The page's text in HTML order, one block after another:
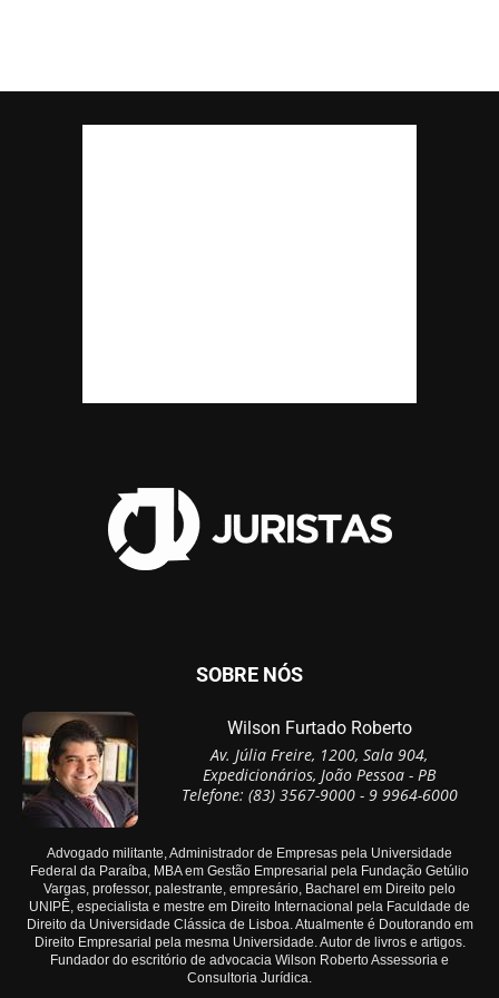
SOBRE NÓS
Wilson Furtado Roberto
Av. Júlia Freire, 1200, Sala 904,
Expedicionários, João Pessoa - PB
Telefone: (83) 3567-9000 - 9 9964-6000
Advogado militante, Administrador de Empresas pela Universidade
Federal da Paraíba, MBA em Gestão Empresarial pela Fundação Getúlio
Vargas, professor, palestrante, empresário, Bacharel em Direito pelo
UNIPÊ, especialista e mestre em Direito Internacional pela Faculdade de
Direito da Universidade Clássica de Lisboa. Atualmente é Doutorando em
Direito Empresarial pela mesma Universidade. Autor de livros e artigos.
Fundador do escritório de advocacia Wilson Roberto Assessoria e
Consultoria Jurídica.